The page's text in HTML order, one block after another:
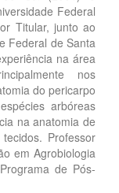
Federal
Titular, junto ao
Federal de Santa
na área
nos
do pericarpo
arbóreas
na anatomia de
Professor
em Agrobiologia
de Pós-